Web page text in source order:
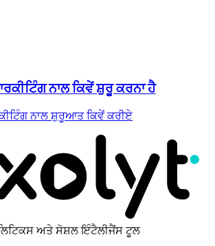
ਨਾਲ ਕਿਵੇਂ ਸ਼ੁਰੂ ਕਰਨਾ ਹੈ
ਨਾਲ ਸ਼ੁਰੂਆਤ ਕਿਵੇਂ ਕਰੀਏ
ਅਤੇ ਸੋਸ਼ਲ ਇੰਟੈਲੀਜੈਂਸ ਟੂਲ